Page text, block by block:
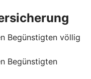
Begünstigten völlig
Begünstigten